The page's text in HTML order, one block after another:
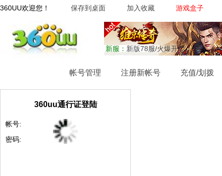
360UU欢迎您！ 保存到桌面 加入收藏 游戏盒子
新服： 新版78服/火爆开启
帐号管理 注册新帐号 充值/划拨
360uu通行证登陆
帐号:
密码: